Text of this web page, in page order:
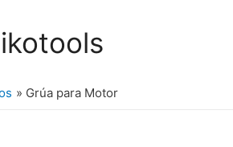
Grúa para Motor